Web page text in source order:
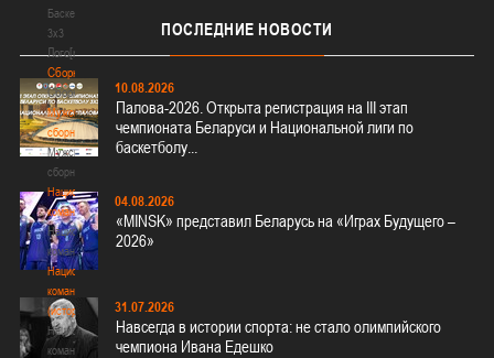
Баскетбол
3х3
Лого[modid=121]
Сборные
Сборные
Мужские
сборные
Мужские
сборные
Национальная
команда
Национальная
команда
Национальная
команда
(история)
Национальная
команда
ПОСЛЕДНИЕ НОВОСТИ
10.08.2026
Палова-2026. Открыта регистрация на III этап
чемпионата Беларуси и Национальной лиги по
баскетболу...
04.08.2026
«MINSK» представил Беларусь на «Играх Будущего –
2026»
31.07.2026
Навсегда в истории спорта: не стало олимпийского
чемпиона Ивана Едешко